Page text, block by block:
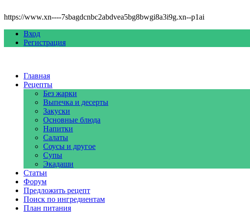
https://www.xn----7sbagdcnbc2abdvea5bg8bwgi8a3i9g.xn--p1ai
Вход
Регистрация
Главная
Рецепты
Без жарки
Выпечка и десерты
Закуски
Основные блюда
Напитки
Салаты
Соусы и другое
Супы
Экадаши
Статьи
Форум
Предложить рецепт
Поиск по ингредиентам
План питания